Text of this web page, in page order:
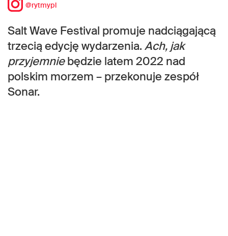
@rytmypl
Salt Wave Festival promuje nadciągającą
trzecią edycję wydarzenia. Ach, jak
przyjemniebędzie latem 2022 nad
polskim morzem – przekonuje zespół
Sonar.